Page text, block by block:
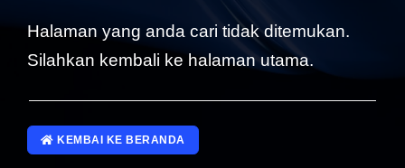
Halaman yang anda cari tidak ditemukan.
Silahkan kembali ke halaman utama.
KEMBAI KE BERANDA